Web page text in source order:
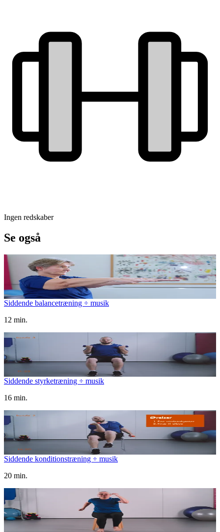
Ingen redskaber
Se også
Siddende balancetræning ÷ musik
12 min.
Siddende styrketræning ÷ musik
16 min.
Siddende konditionstræning ÷ musik
20 min.